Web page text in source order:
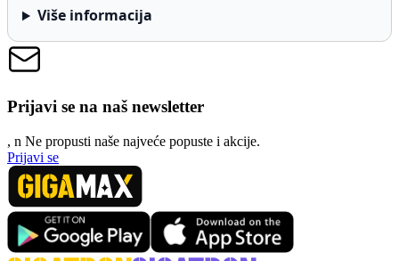
Više informacija
Prijavi se na naš newsletter
, n Ne propusti naše najveće popuste i akcije.
Prijavi se